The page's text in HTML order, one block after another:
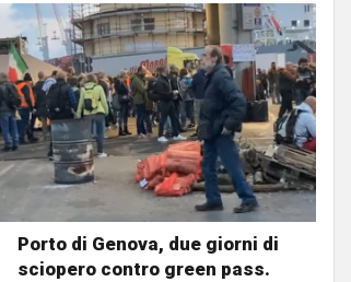
Porto di Genova, due giorni di
sciopero contro green pass.